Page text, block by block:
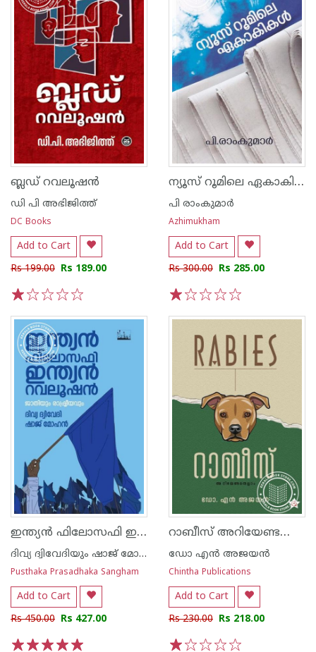
ബ്ലഡ് റവലൂഷൻ
ഡി പി അഭിജിത്ത്
DC Books
Add to Cart
Rs 199.00 Rs 189.00
ന്യൂസ് റൂമിലെ ഏകാകികൾ
പി രാംകുമാർ
Azhimukham
Add to Cart
Rs 300.00 Rs 285.00
ഇന്ത്യൻ ഫിലോസഫി ഇന്ത്യൻ റവലൂഷൻ
ദിവ്യ ദ്വിവേദിയും ഷാജ് മോഹനും
Pusthaka Prasadhaka Sangham
Add to Cart
Rs 450.00 Rs 427.00
റാബീസ് അറിയേണ്ടതെല്ലാം
ഡോ എൻ അജയൻ
Chintha Publications
Add to Cart
Rs 230.00 Rs 218.00